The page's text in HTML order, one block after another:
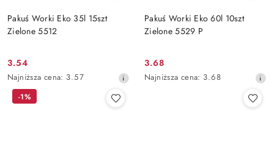
Pakuś Worki Eko 35l 15szt
Zielone 5512
Cena
promocyjna:
3.54
Najniższa
cena
Najniższa cena: 3.57
Pakuś Worki Eko 60l 10szt
Zielone 5529 P
Cena
promocyjna:
3.68
Najniższa
Najniższa cena: 3.68
-1%